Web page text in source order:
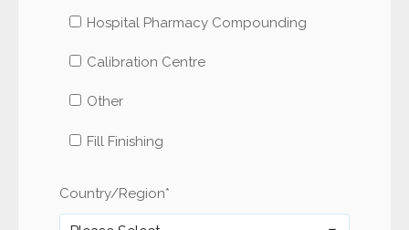
Hospital Pharmacy Compounding
Calibration Centre
Other
Fill Finishing
Country/Region*